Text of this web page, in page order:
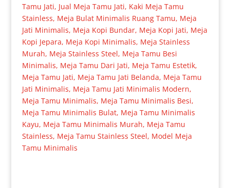
Tamu Jati, Jual Meja Tamu Jati, Kaki Meja Tamu
Stainless, Meja Bulat Minimalis Ruang Tamu, Meja
Jati Minimalis, Meja Kopi Bundar, Meja Kopi Jati, Meja
Kopi Jepara, Meja Kopi Minimalis, Meja Stainless
Murah, Meja Stainless Steel, Meja Tamu Besi
Minimalis, Meja Tamu Dari Jati, Meja Tamu Estetik,
Meja Tamu Jati, Meja Tamu Jati Belanda, Meja Tamu
Jati Minimalis, Meja Tamu Jati Minimalis Modern,
Meja Tamu Minimalis, Meja Tamu Minimalis Besi,
Meja Tamu Minimalis Bulat, Meja Tamu Minimalis
Kayu, Meja Tamu Minimalis Murah, Meja Tamu
Stainless, Meja Tamu Stainless Steel, Model Meja
Tamu Minimalis